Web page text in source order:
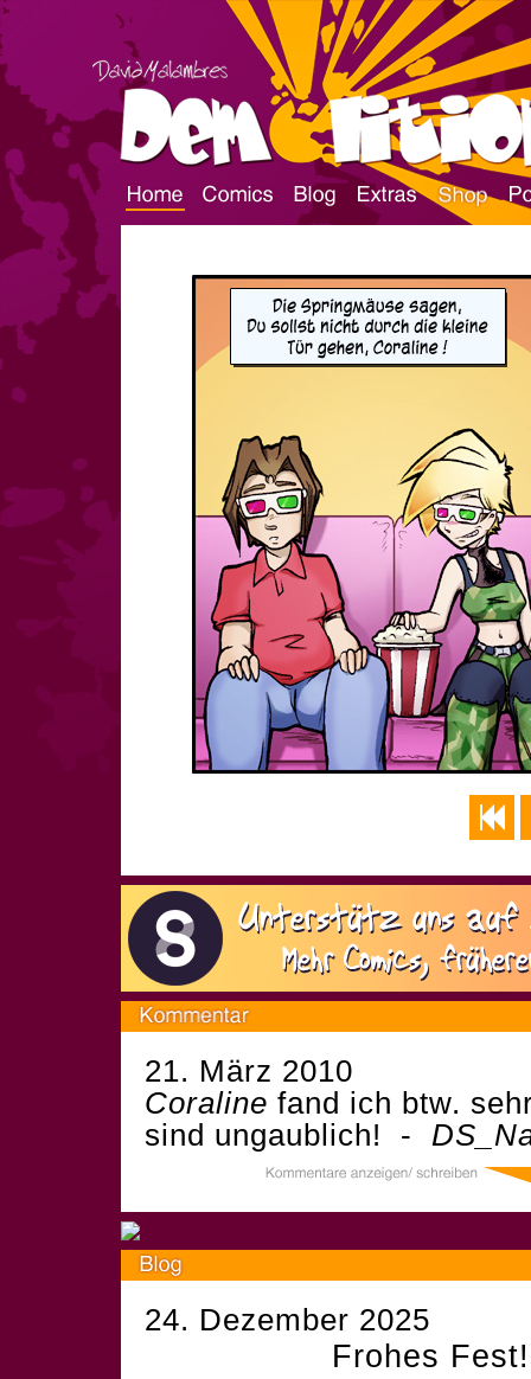
21. März 2010
Coraline fand ich btw.
sind ungaublich! -
24. Dezember 2025
Frohes Fest!